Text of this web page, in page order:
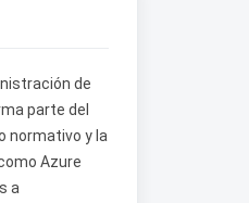
de
parte del
normativo y la
Azure
a